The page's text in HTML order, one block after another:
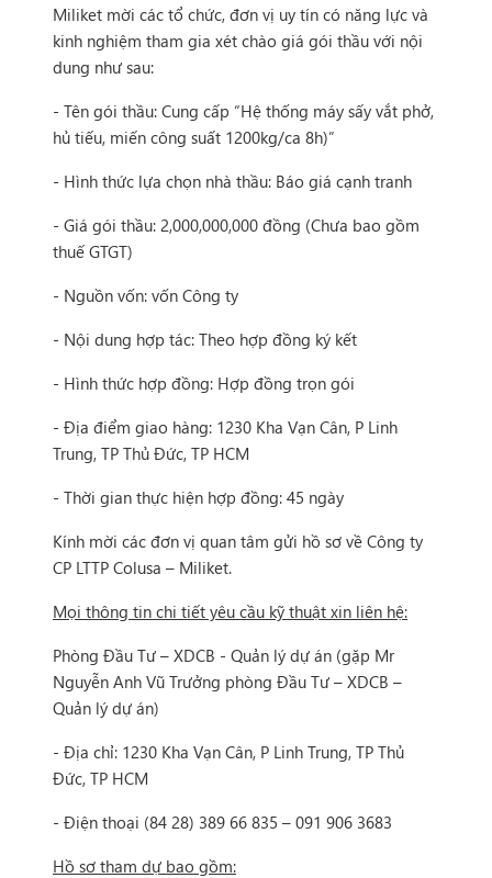
Miliket mời các tổ chức, đơn vị uy tín có năng lực và
kinh nghiệm tham gia xét chào giá gói thầu với nội
dung như sau:
- Tên gói thầu: Cung cấp “Hệ thống máy sấy vắt phở,
hủ tiếu, miến công suất 1200kg/ca 8h)”
- Hình thức lựa chọn nhà thầu: Báo giá cạnh tranh
- Giá gói thầu: 2,000,000,000 đồng (Chưa bao gồm
thuế GTGT)
- Nguồn vốn: vốn Công ty
- Nội dung hợp tác: Theo hợp đồng ký kết
- Hình thức hợp đồng: Hợp đồng trọn gói
- Địa điểm giao hàng: 1230 Kha Vạn Cân, P Linh
Trung, TP Thủ Đức, TP HCM
- Thời gian thực hiện hợp đồng: 45 ngày
Kính mời các đơn vị quan tâm gửi hồ sơ về Công ty
CP LTTP Colusa – Miliket.
Mọi thông tin chi tiết yêu cầu kỹ thuật xin liên hệ:
Phòng Đầu Tư – XDCB - Quản lý dự án (gặp Mr
Nguyễn Anh Vũ Trưởng phòng Đầu Tư – XDCB –
Quản lý dự án)
- Địa chỉ: 1230 Kha Vạn Cân, P Linh Trung, TP Thủ
Đức, TP HCM
- Điện thoại (84 28) 389 66 835 – 091 906 3683
Hồ sơ tham dự bao gồm: